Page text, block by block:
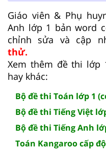
Giáo viên & Phụ
Anh lớp 1 bản word
chỉnh sửa và cập
thử.
Xem thêm đề thi lớp
hay khác:
Bộ đề thi Toán lớp 1
Bộ đề thi Tiếng Việt
Bộ đề thi Tiếng Anh
Toán Kangaroo cấp